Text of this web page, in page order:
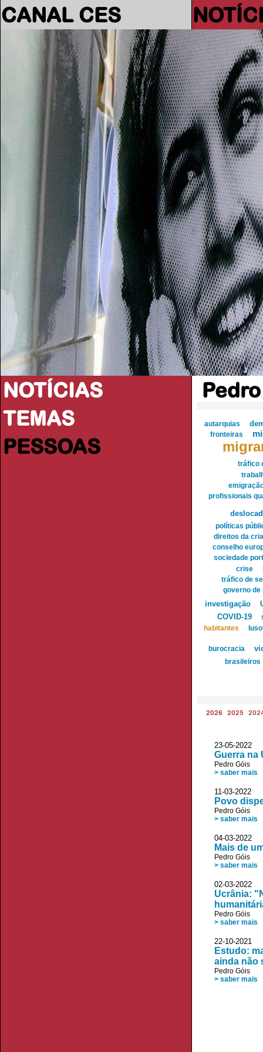
CANAL CES
NOTÍCIAS
TEMAS
PESSOAS
autarquias
fronteiras
tráfico
profissionais
políticas
direitos da
conselho
sociedade
crise
tráfico de
governo de
investigação
COVID-19
habitantes
burocracia
brasileiros
2026 2025
23-05-
Guerra na
Pedro Góis
> saber mais
11-03-2022
Povo
Pedro Góis
> saber mais
04-03-
Mais de
Pedro Góis
> saber mais
02-03-
Ucrânia:
Pedro Góis
> saber mais
22-10-
Estudo:
ainda não
Pedro Góis
> saber mais